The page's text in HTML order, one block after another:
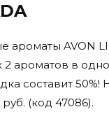
ароматы AVON
ароматов в
составит 50%!
(код 47086).